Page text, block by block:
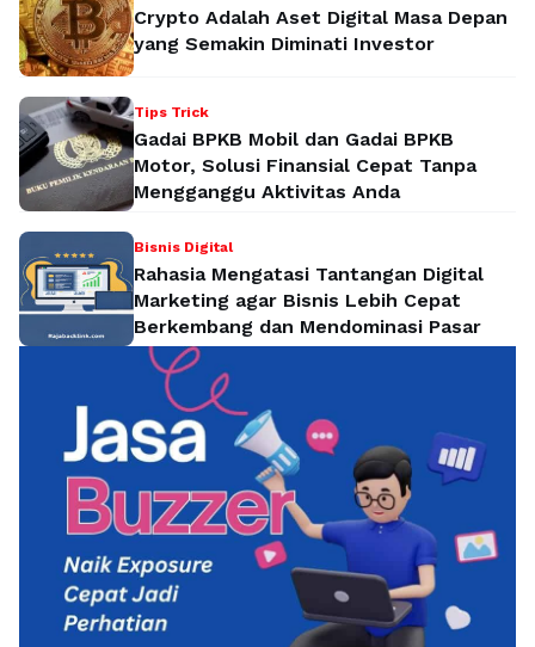
Crypto Adalah Aset Digital Masa Depan
yang Semakin Diminati Investor
Tips Trick
Gadai BPKB Mobil dan Gadai BPKB
Motor, Solusi Finansial Cepat Tanpa
Mengganggu Aktivitas Anda
Bisnis Digital
Rahasia Mengatasi Tantangan Digital
Marketing agar Bisnis Lebih Cepat
Berkembang dan Mendominasi Pasar